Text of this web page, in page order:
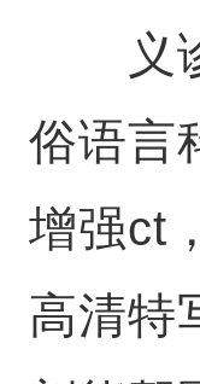
义诊
俗语言
增强ct
高清特